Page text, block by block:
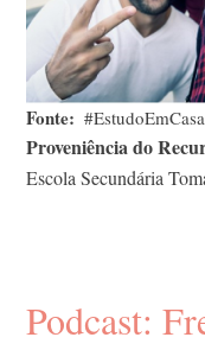
Fonte
Proveniência do
Escola Secundária
Podcast: